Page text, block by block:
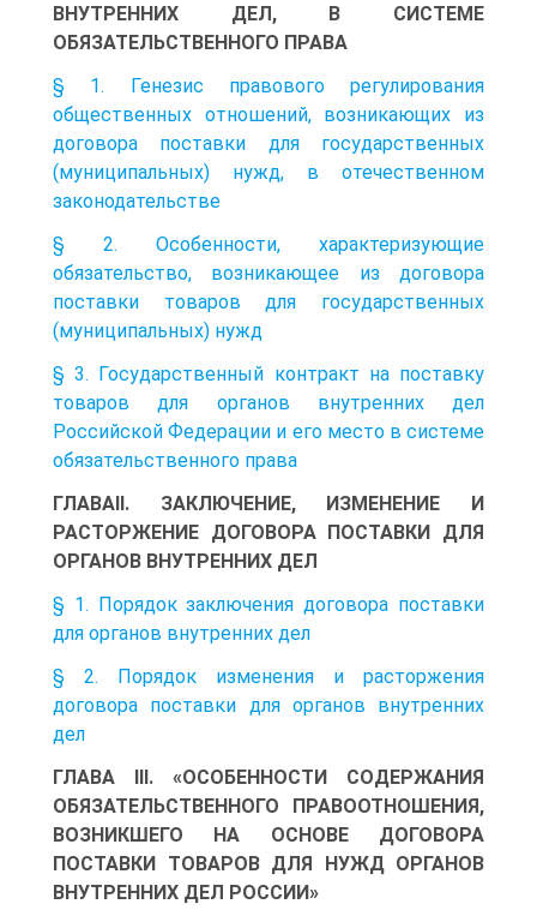
ВНУТРЕННИХ ДЕЛ, В СИСТЕМЕ
ОБЯЗАТЕЛЬСТВЕННОГО ПРАВА
§ 1. Генезис правового регулирования
общественных отношений, возникающих из
договора поставки для государственных
(муниципальных) нужд, в отечественном
законодательстве
§ 2. Особенности, характеризующие
обязательство, возникающее из договора
поставки товаров для государственных
(муниципальных) нужд
§ 3. Государственный контракт на поставку
товаров для органов внутренних дел
Российской Федерации и его место в системе
обязательственного права
ГЛАВАII. ЗАКЛЮЧЕНИЕ, ИЗМЕНЕНИЕ И
РАСТОРЖЕНИЕ ДОГОВОРА ПОСТАВКИ ДЛЯ
ОРГАНОВ ВНУТРЕННИХ ДЕЛ
§ 1. Порядок заключения договора поставки
для органов внутренних дел
§ 2. Порядок изменения и расторжения
договора поставки для органов внутренних
дел
ГЛАВА III. «ОСОБЕННОСТИ СОДЕРЖАНИЯ
ОБЯЗАТЕЛЬСТВЕННОГО ПРАВООТНОШЕНИЯ,
ВОЗНИКШЕГО НА ОСНОВЕ ДОГОВОРА
ПОСТАВКИ ТОВАРОВ ДЛЯ НУЖД ОРГАНОВ
ВНУТРЕННИХ ДЕЛ РОССИИ»